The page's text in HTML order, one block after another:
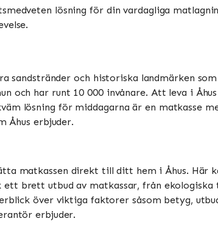
lösning för din vardagliga
sandstränder och historiska landmärken
och har runt 10 000 invånare. Att leva i
lösning för middagarna är en matkasse
Åhus erbjuder.
matkassen direkt till ditt hem i Åhus. Här
brett utbud av matkassar, från
över viktiga faktorer såsom betyg,
erbjuder.